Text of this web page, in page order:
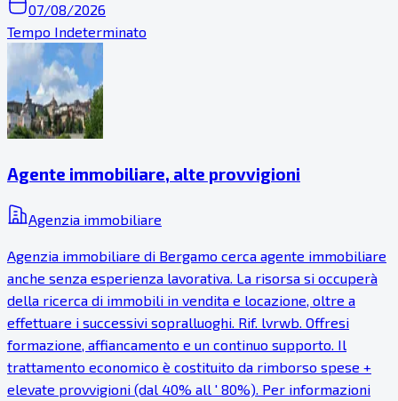
07/08/2026
Tempo Indeterminato
Agente immobiliare, alte provvigioni
Agenzia immobiliare
Agenzia immobiliare di Bergamo cerca agente immobiliare
anche senza esperienza lavorativa. La risorsa si occuperà
della ricerca di immobili in vendita e locazione, oltre a
effettuare i successivi sopralluoghi. Rif. lvrwb. Offresi
formazione, affiancamento e un continuo supporto. Il
trattamento economico è costituito da rimborso spese +
elevate provvigioni (dal 40% all ' 80%). Per informazioni